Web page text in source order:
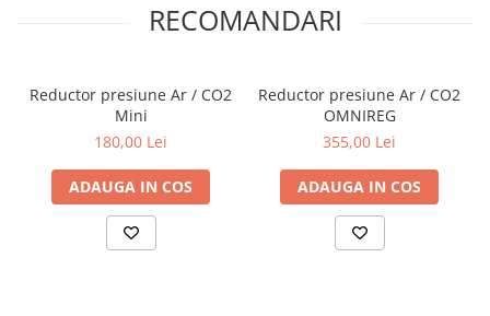
RECOMANDARI
Reductor presiune Ar / CO2
Mini
180,00 Lei
ADAUGA IN COS
Reductor presiune Ar / CO2
OMNIREG
355,00 Lei
ADAUGA IN COS